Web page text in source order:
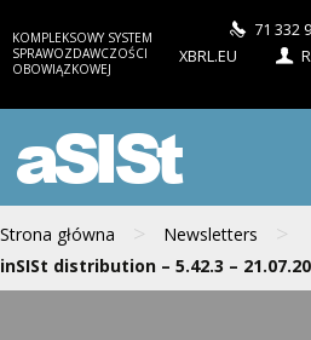
KOMPLEKSOWY SYSTEM
SPRAWOZDAWCZOŚCI
OBOWIĄZKOWEJ
71 332
XBRL.EU
aSISt
Strona główna > Newsletters >
inSISt distribution – 5.42.3 –